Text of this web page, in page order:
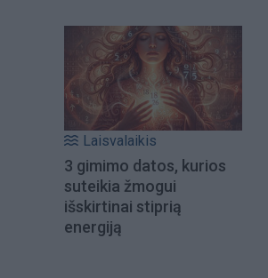
Laisvalaikis
3 gimimo datos, kurios
suteikia žmogui
išskirtinai stiprią
energiją